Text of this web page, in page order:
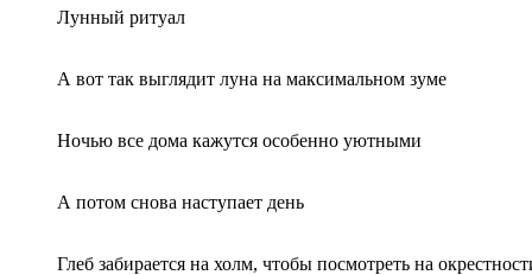
Лунный ритуал
А вот так выглядит луна на максимальном зуме
Ночью все дома кажутся особенно уютными
А потом снова наступает день
Глеб забирается на холм, чтобы посмотреть на